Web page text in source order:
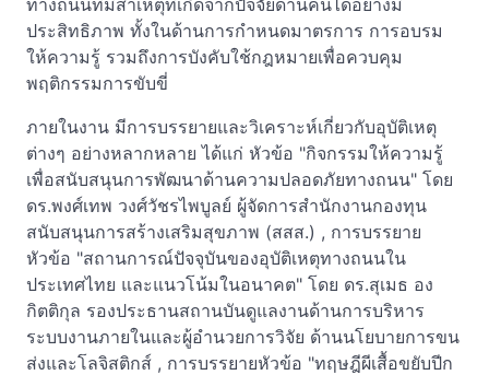
ทางถนนที่มีสาเหตุที่เกิดจากปัจจัยด้านคนได้อย่างมี
ประสิทธิภาพ ทั้งในด้านการกำหนดมาตรการ การอบรม
ให้ความรู้ รวมถึงการบังคับใช้กฎหมายเพื่อควบคุม
พฤติกรรมการขับขี่
ภายในงาน มีการบรรยายและวิเคราะห์เกี่ยวกับอุบัติเหตุ
ต่างๆ อย่างหลากหลาย ได้แก่ หัวข้อ "กิจกรรมให้ความรู้
เพื่อสนับสนุนการพัฒนาด้านความปลอดภัยทางถนน" โดย
ดร.พงศ์เทพ วงศ์วัชรไพบูลย์ ผู้จัดการสำนักงานกองทุน
สนับสนุนการสร้างเสริมสุขภาพ (สสส.) , การบรรยาย
หัวข้อ "สถานการณ์ปัจจุบันของอุบัติเหตุทางถนนใน
ประเทศไทย และแนวโน้มในอนาคต" โดย ดร.สุเมธ อง
กิตติกุล รองประธานสถานบันดูแลงานด้านการบริหาร
ระบบงานภายในและผู้อำนวยการวิจัย ด้านนโยบายการขน
ส่งและโลจิสติกส์ , การบรรยายหัวข้อ "ทฤษฎีผีเสื้อขยับปีก